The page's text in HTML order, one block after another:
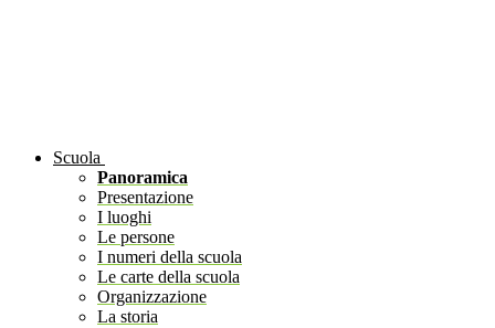
Scuola
Panoramica
Presentazione
I luoghi
Le persone
I numeri della scuola
Le carte della scuola
Organizzazione
La storia